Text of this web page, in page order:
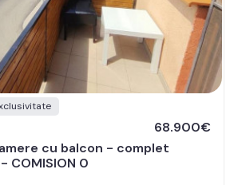
68.900€
cu balcon - complet
COMISION 0